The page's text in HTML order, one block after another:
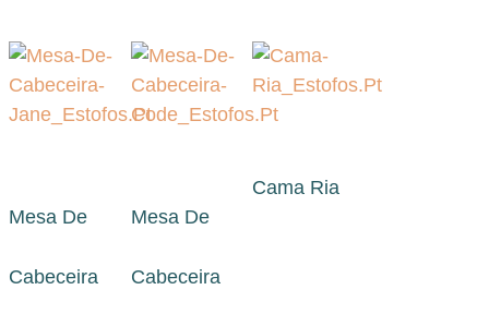
Mesa De
Cabeceira
Mesa De
Cabeceira
Cama Ria